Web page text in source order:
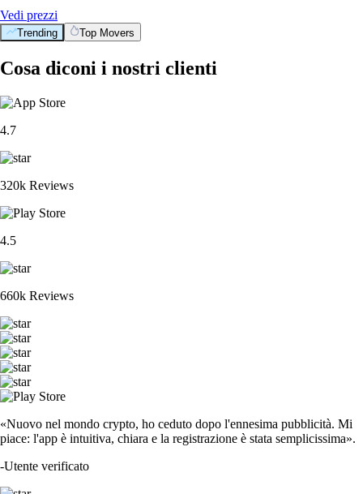
Vedi prezzi
Trending Top Movers
Cosa diconi i nostri clienti
4.7
320k Reviews
4.5
660k Reviews
«Nuovo nel mondo crypto, ho ceduto dopo l'ennesima pubblicità. Mi
piace: l'app è intuitiva, chiara e la registrazione è stata semplicissima».
-Utente verificato